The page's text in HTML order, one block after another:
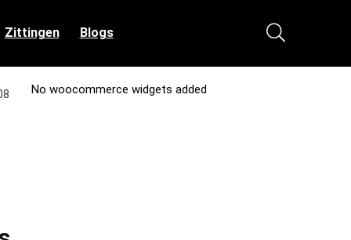
Zittingen Blogs
No woocommerce widgets added